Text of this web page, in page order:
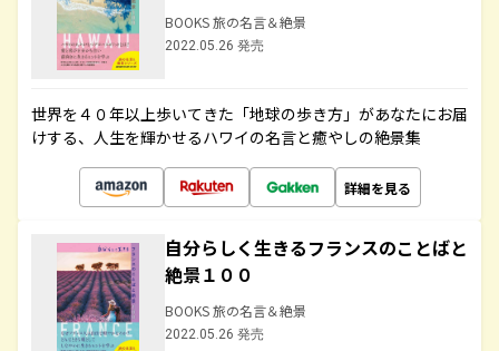
BOOKS 旅の名言＆絶景
2022.05.26 発売
世界を４０年以上歩いてきた「地球の歩き方」があなたにお届
けする、人生を輝かせるハワイの名言と癒やしの絶景集
詳細を見る
自分らしく生きるフランスのことばと
絶景１００
BOOKS 旅の名言＆絶景
2022.05.26 発売